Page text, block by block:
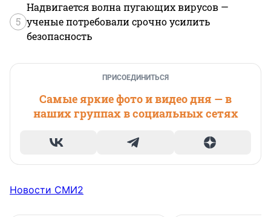
5
Надвигается волна пугающих вирусов —
ученые потребовали срочно усилить
безопасность
ПРИСОЕДИНИТЬСЯ
Самые яркие фото и видео дня — в
наших группах в социальных сетях
Новости СМИ2